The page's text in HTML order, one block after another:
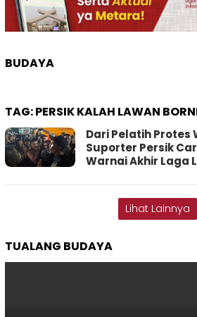
BUDAYA
TAG:PERSIK KALAH LAWAN
Dari Pelatih Protes
Suporter Persik
Warnai Akhir Laga
Lihat Lainnya
TUALANG BUDAYA